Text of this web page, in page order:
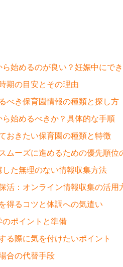
ら始めるのが良い？妊娠中にで
期の目安とその理由
べき保育園情報の種類と探し方
ら始めるべきか？具体的な手順
おきたい保育園の種類と特徴
ムーズに進めるための優先順位
した無理のない情報収集方法
活：オンライン情報収集の活用
得るコツと体調への気遣い
のポイントと準備
る際に気を付けたいポイント
合の代替手段